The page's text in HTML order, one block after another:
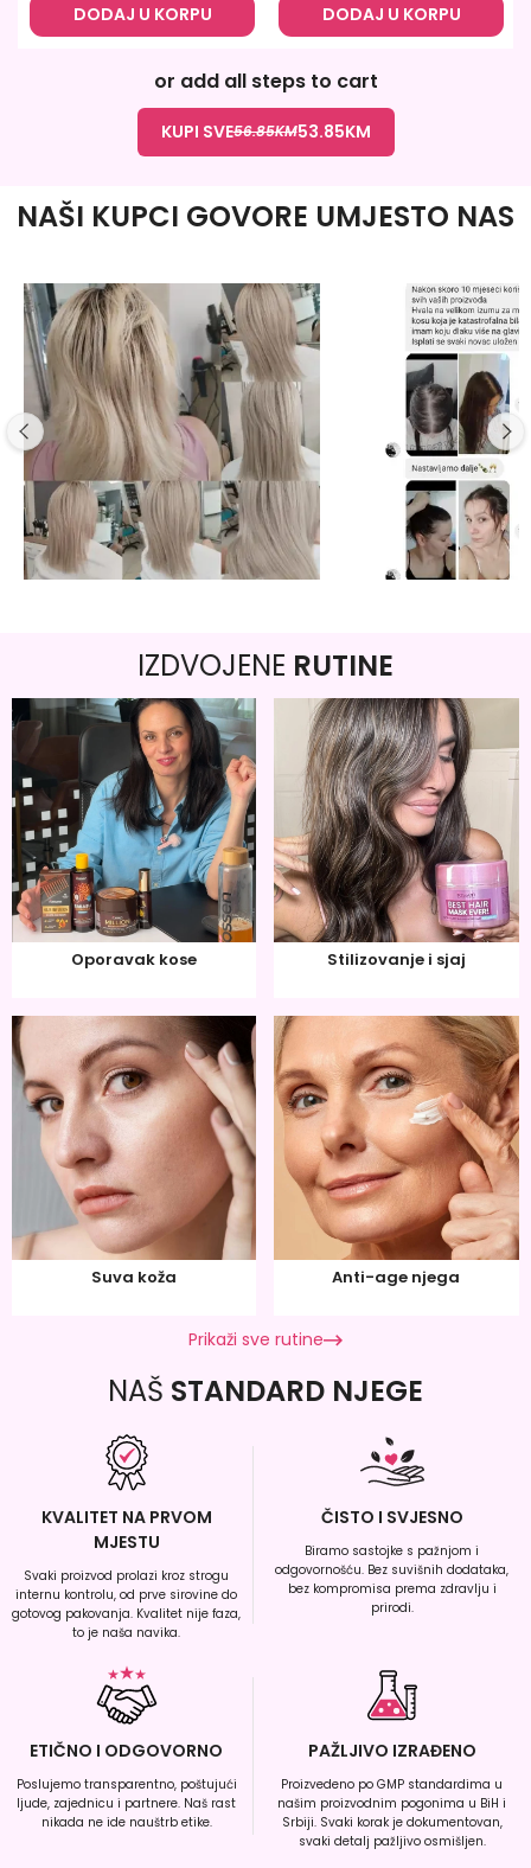
DODAJ U KORPU DODAJ U KORPU
or add all steps to cart
KUPI SVE56.85KM53.85KM
NAŠI KUPCI GOVORE UMJESTO NAS
IZDVOJENE RUTINE
Oporavak kose Stilizovanje i sjaj
Suva koža Anti-age njega
Prikaži sve rutine
NAŠ STANDARD NJEGE
KVALITET NA PRVOM
MJESTU
Svaki proizvod prolazi kroz strogu
internu kontrolu, od prve sirovine do
gotovog pakovanja. Kvalitet nije faza,
to je naša navika.
ČISTO I SVJESNO
Biramo sastojke s pažnjom i
odgovornošću. Bez suvišnih dodataka,
bez kompromisa prema zdravlju i
prirodi.
ETIČNO I ODGOVORNO
Poslujemo transparentno, poštujući
ljude, zajednicu i partnere. Naš rast
nikada ne ide nauštrb etike.
PAŽLJIVO IZRAĐENO
Proizvedeno po GMP standardima u
našim proizvodnim pogonima u BiH i
Srbiji. Svaki korak je dokumentovan,
svaki detalj pažljivo osmišljen.